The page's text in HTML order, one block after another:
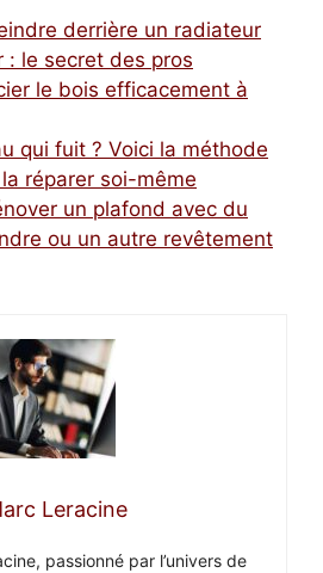
derrière un radiateur
: le secret des pros
le bois efficacement à
qui fuit ? Voici la méthode
réparer soi-même
un plafond avec du
ou un autre revêtement
Leracine
passionné par l’univers de